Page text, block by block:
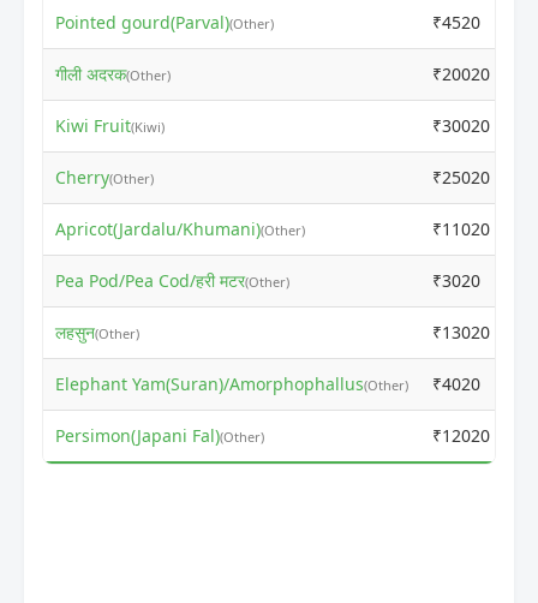
Pointed gourd(Parval)(Other) ₹4520
गीली अदरक(Other) ₹20020
Kiwi Fruit(Kiwi) ₹30020
Cherry(Other) ₹25020
Apricot(Jardalu/Khumani)(Other) ₹11020
Pea Pod/Pea Cod/हरी मटर(Other) ₹3020
लहसुन(Other) ₹13020
Elephant Yam(Suran)/Amorphophallus(Other) ₹4020
Persimon(Japani Fal)(Other) ₹12020